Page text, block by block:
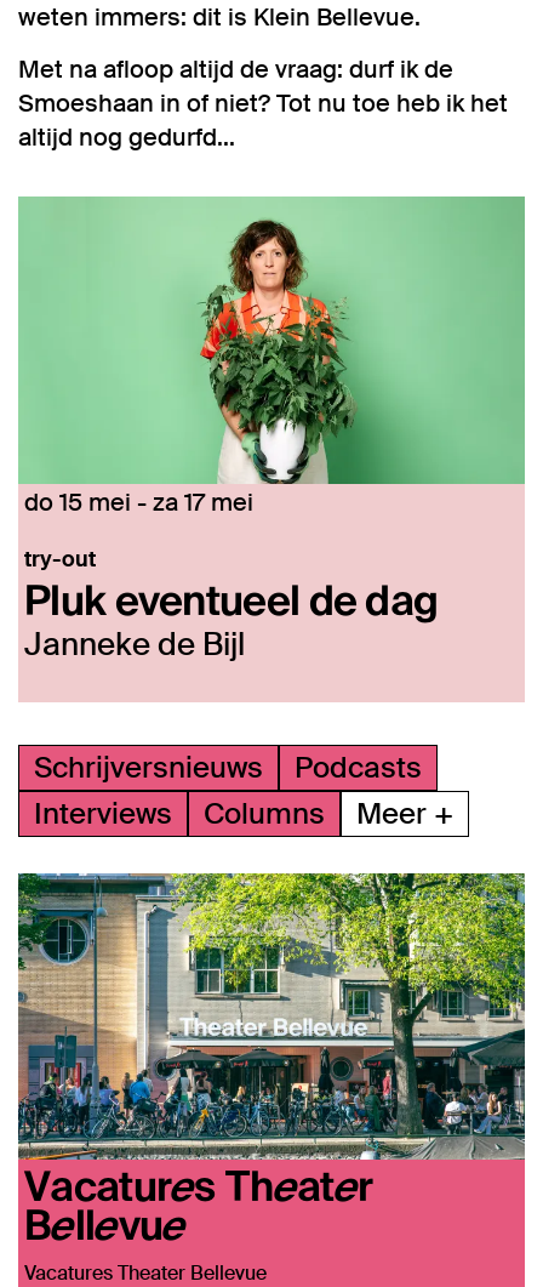
weten immers: dit is Klein Bellevue.
Met na afloop altijd de vraag: durf ik de
Smoeshaan in of niet? Tot nu toe heb ik het
altijd nog gedurfd...
Pluk eventueel de dag
Janneke de Bijl
try-out
do 15 mei -za 17 mei
Schrijversnieuws
Podcasts
Interviews
Columns Meer +
Vacatures Theater
Bellevue
Vacatures Theater Bellevue